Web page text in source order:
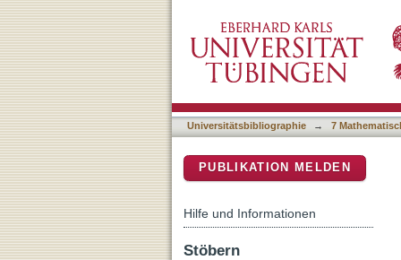
characterization of
Universitätsbibliographie → 7
PUBLIKATION MELDEN
Hilfe und Informationen
Stöbern